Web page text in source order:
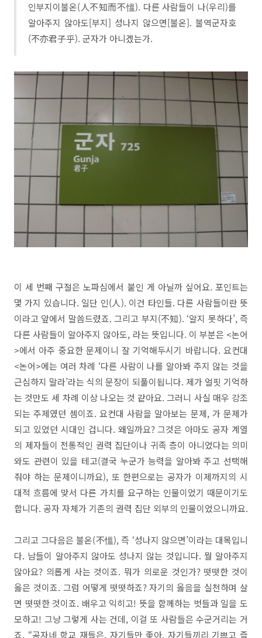
인부지이불온(人不知而不慍). 다른 사람들이 나(우리)를
알아주지 않아도[부지] 성나지 않으면[불온]. 불역군자호
(不亦君子乎). 군자가 아니겠는가.
이 세 번째 구절은 노파심에서 붙인 게 아닐까 싶어요. 포인트는
몇 가지 있습니다. 일단 인(人). 이건 타인들. 다른 사람들이란 뜻
이라고 앞에서 말씀드렸죠. 그리고 부지(不知). ‘알지 못하다’, 즉
다른 사람들이 알아주지 않아도, 라는 뜻입니다. 이 부분은 <논어
>에서 아주 중요한 문제이니 잘 기억해두시기 바랍니다. 요컨대
<논어>에는 여러 차례 ‘다른 사람이 나를 알아봐 주지 않는 것을
근심하지 말라’라는 식의 문장이 되풀이됩니다. 제가 얼핏 기억하
는 것만도 세 차례 이상 나오는 것 같아요. 그러니 사실 매우 강조
되는 주제였던 셈이죠. 요컨대 사람을 알아보는 문제, 가 문제가
되고 있었던 시대인 겁니다. 왜일까요? 그것은 아마도 공자 계열
의 제자들이 전통적인 권력 집단이나 귀족 층이 아니었다는 의미
와도 관련이 있을 테고(결국 누군가 능력을 알아봐 주고 선택해
줘야 하는 문제이니까요), 또 한편으로는 공자가 이제까지의 시
대적 흐름에 맞서 다른 가치를 요구하는 인물이었기 때문이기도
합니다. 공자 자체가 기존의 권력 집단 외부의 인물이었으니까요.
그리고 그다음은 불온(不慍), 즉 ‘성나지 않으면’이라는 대목입니
다. 남들이 알아주지 않아도 성나지 않는 것입니다. 뭘 알아주지
않아요? 의롭게 사는 것이죠. 뭐가 의로운 것인가? 떳떳한 것이
옳은 것이죠. 그럼 어떻게 떳떳하죠? 자기의 옳음을 실천하며 살
면 떳떳한 것이죠. 배우고 익히고! 뜻을 함께하는 벗들과 일을 도
모하고! 그냥 그렇게 사는 건데, 이걸 또 사람들은 수군거리는 거
죠. “공자네 학교 재들은, 자기들만 좋아. 자기들끼리 기쁘고 즐